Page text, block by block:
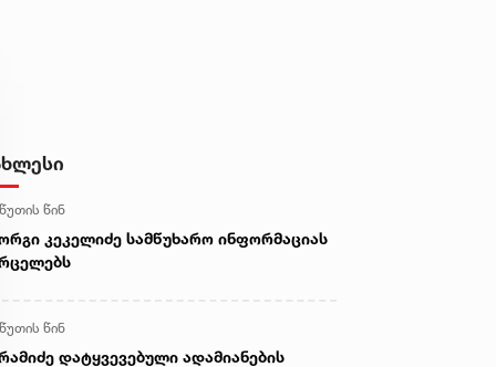
წინ
კეკელიძე სამწუხარო ინფორმაციას
წინ
დატყვევებული ადამიანების